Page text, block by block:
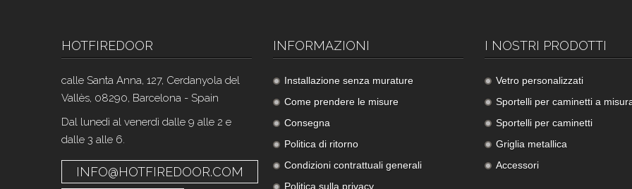
HOTFIREDOOR
calle Santa Anna, 127, Cerdanyola del
Vallès, 08290, Barcelona - Spain
Dal lunedì al venerdì dalle 9 alle 2 e
dalle 3 alle 6.
INFO@HOTFIREDOOR.COM
INFORMAZIONI
Installazione senza murature
Come prendere le misure
Consegna
Politica di ritorno
Condizioni contrattuali generali
Politica sulla privacy
I NOSTRI PRODOTTI
Vetro personalizzati
Sportelli per caminetti a
Sportelli per caminetti
Griglia metallica
Accessori